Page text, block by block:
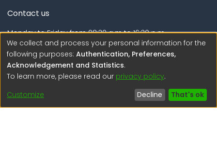
Contact us
Monday to Friday from 08:30 a.m to 16:30 p.m.
Calle Calatrava N° 216 , Urb. Camino Real - La Molina -
Lima - Lima - Perú
regen@igp.gob.pe
(51) 54 369212
Interesting links
We collect and process your personal information for the
following purposes: Authentication, Preferences,
Acknowledgement and Statistics.
To learn more, please read our privacy policy.
Customize
Decline That's ok